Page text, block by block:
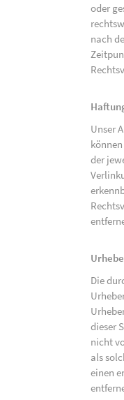
oder
nach
Unser
der
Die
dieser
nicht
als
einen